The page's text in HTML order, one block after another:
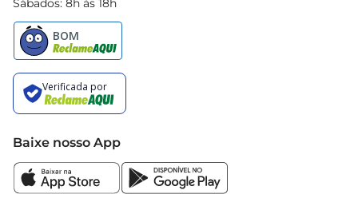
Sábados: 8h às 18h
Baixe nosso App